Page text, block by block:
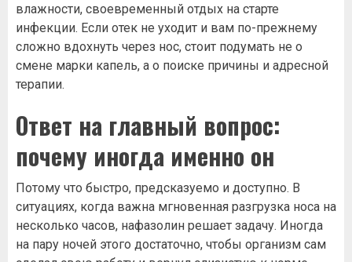
влажности, своевременный отдых на старте
инфекции. Если отек не уходит и вам по-прежнему
сложно вдохнуть через нос, стоит подумать не о
смене марки капель, а о поиске причины и адресной
терапии.
Ответ на главный вопрос:
почему иногда именно он
Потому что быстро, предсказуемо и доступно. В
ситуациях, когда важна мгновенная разгрузка носа на
несколько часов, нафазолин решает задачу. Иногда
на пару ночей этого достаточно, чтобы организм сам